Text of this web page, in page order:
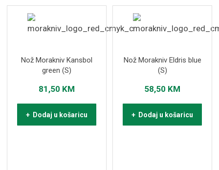
Nož Morakniv Kansbol
green (S)
81,50 KM
+ Dodaj u košaricu
Nož Morakniv Eldris blue
(S)
58,50 KM
+ Dodaj u košaricu